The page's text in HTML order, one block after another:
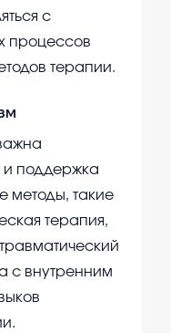
с
процессов
терапии.
и поддержка
методы, такие
терапия,
с внутренним